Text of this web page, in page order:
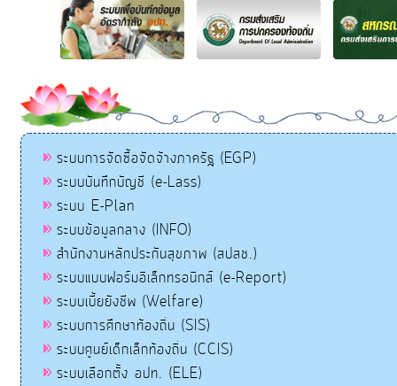
ระบบการจัดซื้อจัดจ้างภาครัฐ (EGP)
ระบบบันทึกบัญชี (e-Lass)
ระบบ E-Plan
ระบบข้อมูลกลาง (INFO)
สำนักงานหลักประกันสุขภาพ (สปสช.)
ระบบแบบฟอร์มอิเล็กทรอนิกส์ (e-Report)
ระบบเบี้ยยังชีพ (Welfare)
ระบบการศึกษาท้องถิ่น (SIS)
ระบบศูนย์เด็กเล็กท้องถิ่น (CCIS)
ระบบเลือกตั้ง อปท. (ELE)